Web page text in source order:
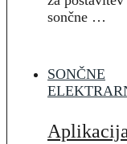
sončne …
SONČNE
Aplikacija